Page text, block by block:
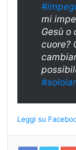
#
mi
Gesù o
cuore?
Leggi su